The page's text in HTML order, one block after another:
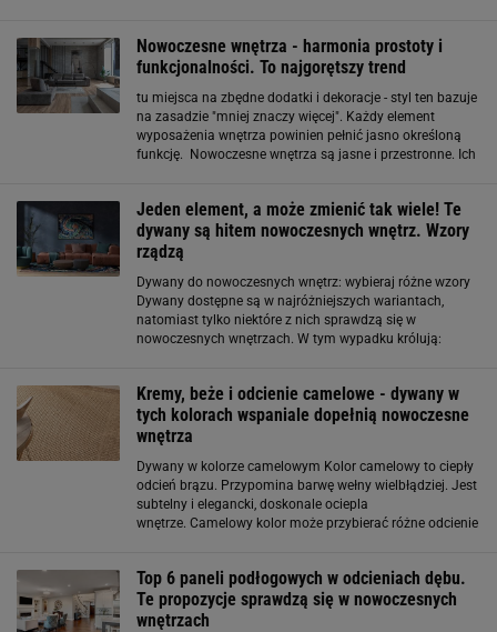
Nowoczesne wnętrza - harmonia prostoty i
funkcjonalności. To najgorętszy trend
tu miejsca na zbędne dodatki i dekoracje - styl ten bazuje
na zasadzie "mniej znaczy więcej". Każdy element
wyposażenia wnętrza powinien pełnić jasno określoną
funkcję. Nowoczesne wnętrza są jasne i przestronne. Ich
Jeden element, a może zmienić tak wiele! Te
dywany są hitem nowoczesnych wnętrz. Wzory
rządzą
Dywany do nowoczesnych wnętrz: wybieraj różne wzory
Dywany dostępne są w najróżniejszych wariantach,
natomiast tylko niektóre z nich sprawdzą się w
nowoczesnych wnętrzach. W tym wypadku królują:
Kremy, beże i odcienie camelowe - dywany w
tych kolorach wspaniale dopełnią nowoczesne
wnętrza
Dywany w kolorze camelowym Kolor camelowy to ciepły
odcień brązu. Przypomina barwę wełny wielbłądziej. Jest
subtelny i elegancki, doskonale ociepla
wnętrze. Camelowy kolor może przybierać różne odcienie
Top 6 paneli podłogowych w odcieniach dębu.
Te propozycje sprawdzą się w nowoczesnych
wnętrzach